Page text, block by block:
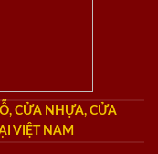
CỬA NHỰA, CỬA
VIỆT NAM